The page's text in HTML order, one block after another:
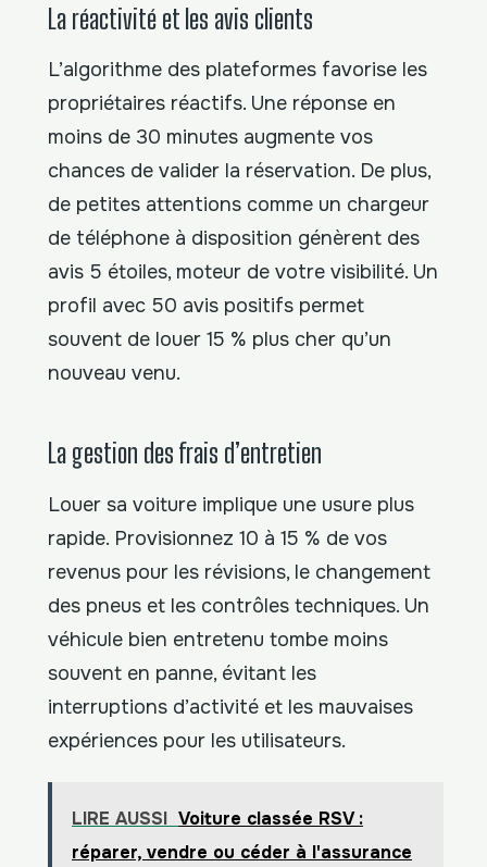
La réactivité et les avis clients
L’algorithme des plateformes favorise les
propriétaires réactifs. Une réponse en
moins de 30 minutes augmente vos
chances de valider la réservation. De plus,
de petites attentions comme un chargeur
de téléphone à disposition génèrent des
avis 5 étoiles, moteur de votre visibilité. Un
profil avec 50 avis positifs permet
souvent de louer 15 % plus cher qu’un
nouveau venu.
La gestion des frais d’entretien
Louer sa voiture implique une usure plus
rapide. Provisionnez 10 à 15 % de vos
revenus pour les révisions, le changement
des pneus et les contrôles techniques. Un
véhicule bien entretenu tombe moins
souvent en panne, évitant les
interruptions d’activité et les mauvaises
expériences pour les utilisateurs.
LIRE AUSSI Voiture classée RSV :
réparer, vendre ou céder à l'assurance